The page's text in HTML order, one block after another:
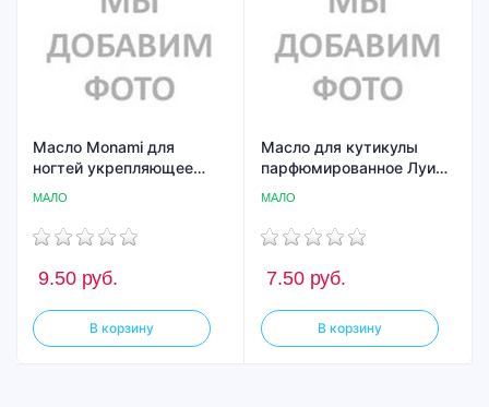
Масло Monami для
ногтей укрепляющее
МАЛО
9.50 руб.
В корзину
Масло для кутикулы
парфюмированное Луи
МАЛО
7.50 руб.
В корзину